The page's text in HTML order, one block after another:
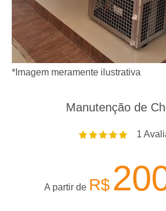
*Imagem meramente ilustrativa
Manutenção de
1
A partir de R$